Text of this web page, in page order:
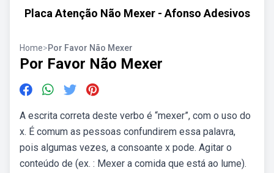
Placa Atenção Não Mexer - Afonso Adesivos
Home>Por Favor Não Mexer
Por Favor Não Mexer
A escrita correta deste verbo é “mexer”, com o uso do
x. É comum as pessoas confundirem essa palavra,
pois algumas vezes, a consoante x pode. Agitar o
conteúdo de (ex. : Mexer a comida que está ao lume).